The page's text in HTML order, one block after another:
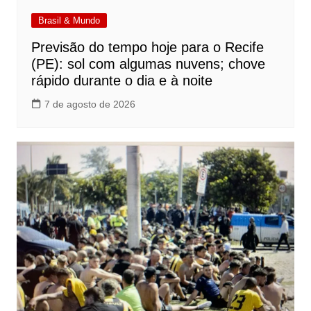
Brasil & Mundo
Previsão do tempo hoje para o Recife
(PE): sol com algumas nuvens; chove
rápido durante o dia e à noite
7 de agosto de 2026